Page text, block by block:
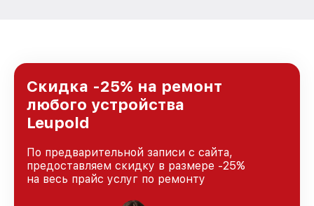
Скидка -25% на ремонт
любого устройства
Leupold
По предварительной записи с сайта,
предоставляем скидку в размере -25%
на весь прайс услуг по ремонту